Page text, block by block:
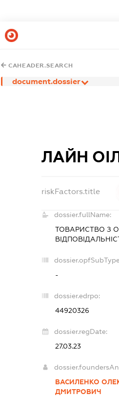
CAHEADER.SEARCH
document.dossier
ЛАЙН
riskFactors.title
dossier.fullName:
ТОВАРИСТВО З
-
dossier.edrpo:
44920326
dossier.regDate:
27.03.23
ВАСИЛЕНКО
ДМИТРОВИЧ